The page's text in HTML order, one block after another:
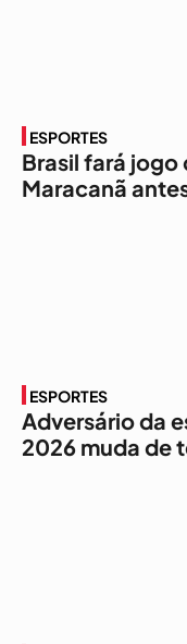
ESPORTES
Brasil fará jogo
Maracanã
ESPORTES
Adversário da
2026 muda de